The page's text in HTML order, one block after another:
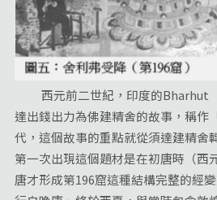
西元前二世紀，印度的Bharhut
達出錢出力為佛建精舍的故事，稱作
代，這個故事的重點就從須達建精舍
第一次出現這個題材是在初唐時（西
唐才形成第196窟這種結構完整的經